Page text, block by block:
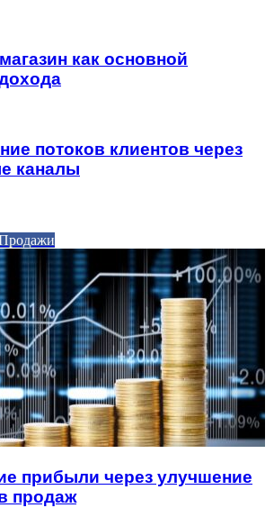
как основной
потоков клиентов через
каналы
прибыли через улучшение
продаж